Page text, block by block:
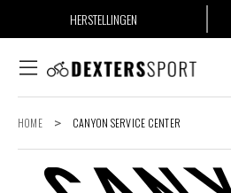
HERSTELLINGEN
HOME > CANYON SERVICE CENTER